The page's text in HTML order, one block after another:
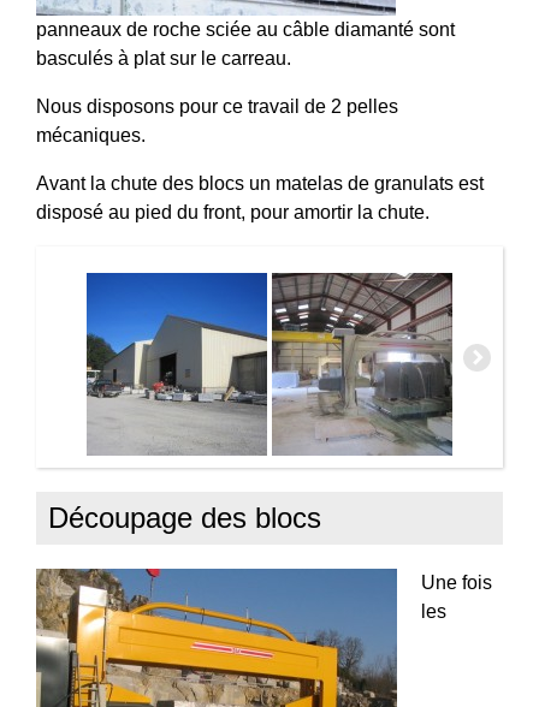
panneaux de roche sciée au câble diamanté sont
basculés à plat sur le carreau.
Nous disposons pour ce travail de 2 pelles
mécaniques.
Avant la chute des blocs un matelas de granulats est
disposé au pied du front, pour amortir la chute.
Découpage des blocs
Une fois
les